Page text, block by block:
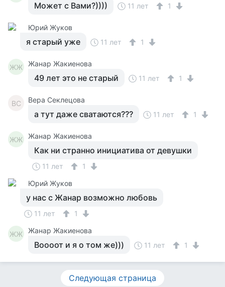
Может с Вами?)))) 11 лет 1
Юрий Жуков
я старый уже 11 лет 1
ЖЖ Жанар Жакиенова
49 лет это не старый 11 лет 1
ВС Вера Секлецова
а тут даже сватаются??? 11 лет 1
ЖЖ Жанар Жакиенова
Как ни странно инициатива от девушки
11 лет
1
Юрий Жуков
у нас с Жанар возможно любовь
11 лет 1
ЖЖ Жанар Жакиенова
Воооот и я о том же))) 11 лет 1
Следующая страница